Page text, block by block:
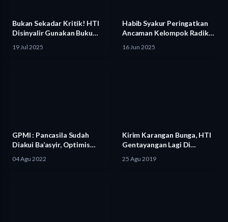
Bukan Sekadar Kritik! HTI
Disinyalir Gunakan Buku
19 Jul 2025
Habib Syakur Peringatkan
Ancaman Kelompok Radikal
16 Jun 2025
GPMI : Pancasila Sudah
Diakui Ba’asyir, Optimis
04 Agu 2022
Kirim Karangan Bunga, HTI
Gentayangan Lagi Di
25 Agu 2019